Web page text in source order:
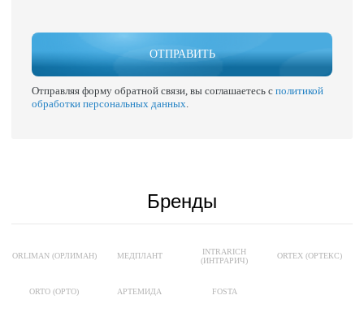
ОТПРАВИТЬ
Отправляя форму обратной связи, вы соглашаетесь сполитикой
обработки персональных данных
Бренды
ORLIMAN (ОРЛИМАН) МЕДПЛАНТ
INTRARICH
(ИНТРАРИЧ)
ORTEX (ОРТЕКС)
ORTO (ОРТО) АРТЕМИДА FOSTA